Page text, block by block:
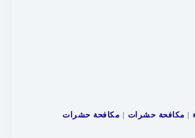
| مكافحة حشرات | مكافحة حشرات